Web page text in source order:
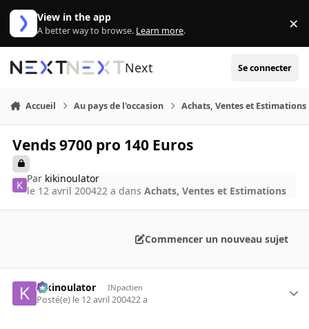
Aller au contenu
View in the app
A better way to browse. Learn more. ×
Next Se connecter
Accueil Au pays de l'occasion Achats, Ventes et Estimations
Vends 9700 pro 140 Euros
Par kikinoulator
le 12 avril 200422 a dansAchats, Ventes et Estimations
Commencer un nouveau sujet
kikinoulator INpactien
Posté(e) le 12 avril 200422 a